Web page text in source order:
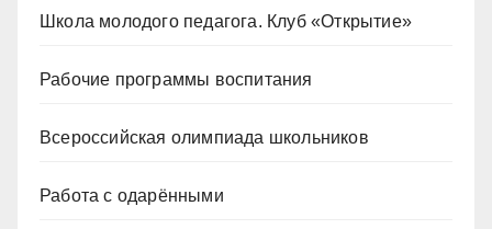
Школа молодого педагога. Клуб «Открытие»
Рабочие программы воспитания
Всероссийская олимпиада школьников
Работа с одарёнными